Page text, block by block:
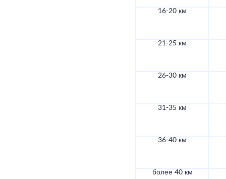
16-20 км
21-25 км
26-30 км
31-35 км
36-40 км
более 40 км